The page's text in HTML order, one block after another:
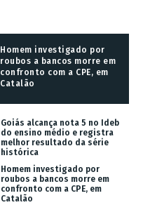
Homem investigado por
roubos a bancos morre em
confronto com a CPE, em
Catalão
Goiás alcança nota 5 no Ideb
do ensino médio e registra
melhor resultado da série
histórica
Homem investigado por
roubos a bancos morre em
confronto com a CPE, em
Catalão